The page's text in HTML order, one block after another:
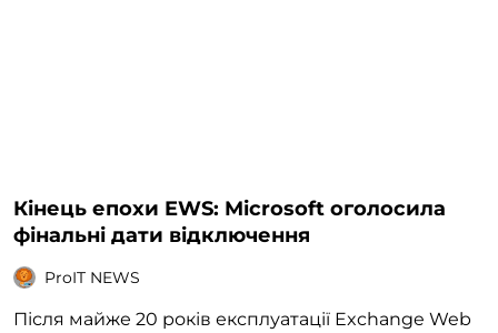
Кінець епохи EWS: Microsoft оголосила
фінальні дати відключення
ProIT NEWS
Після майже 20 років експлуатації Exchange Web